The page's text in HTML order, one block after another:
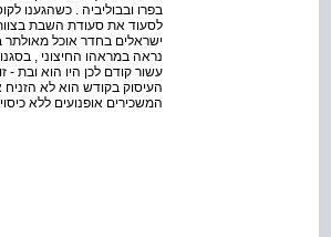
בפרו ובבוליביה . כשהגענו
לסעוד את סעודת השבת
ישראלים בחדר אוכל
נראה במראהו החיצוני ,
עשור קודם לכן היו הוא ובת
העיסוק בקודש הוא לא הזניח
המשכירים אופנועים ללא